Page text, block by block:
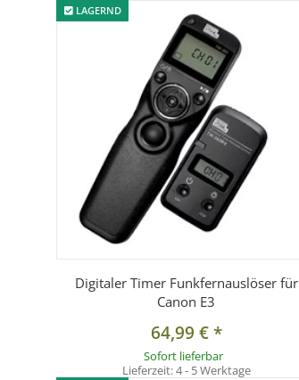
LAGERND
Digitaler Timer Funkfernauslöser für
Canon E3
64,99 €*
Sofort lieferbar
Lieferzeit:4 - 5 Werktage